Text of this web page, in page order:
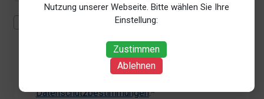
Nutzung unserer Webseite. Bitte wählen Sie Ihre
Einstellung:
Zustimmen
Ablehnen
Mit der Erhebung, Verarbeitung und Nutzung meiner
Uhrzeit der Bewertungsabgabe, Referrer-URL) zum
Zweck der Bewertung erkläre ich mich
Datenschutzbestimmungen.*